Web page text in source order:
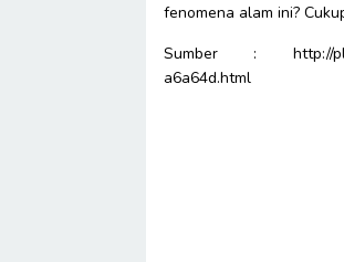
fenomena alam ini?
Sumber : http://
a6a64d.html